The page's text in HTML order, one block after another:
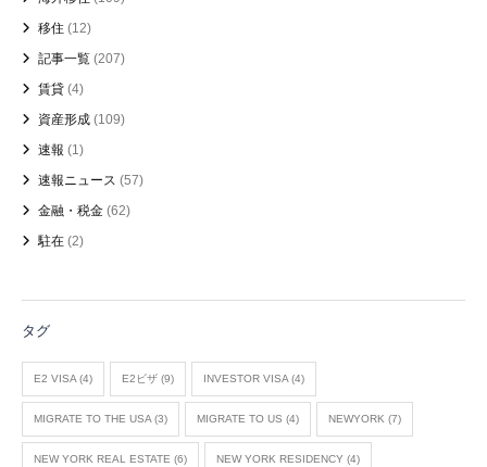
移住 (12)
記事一覧 (207)
賃貸 (4)
資産形成 (109)
速報 (1)
速報ニュース (57)
金融・税金 (62)
駐在 (2)
タグ
E2 VISA (4) E2ビザ (9) INVESTOR VISA (4)
MIGRATE TO THE USA (3) MIGRATE TO US (4) NEWYORK (7)
NEW YORK REAL ESTATE (6) NEW YORK RESIDENCY (4)